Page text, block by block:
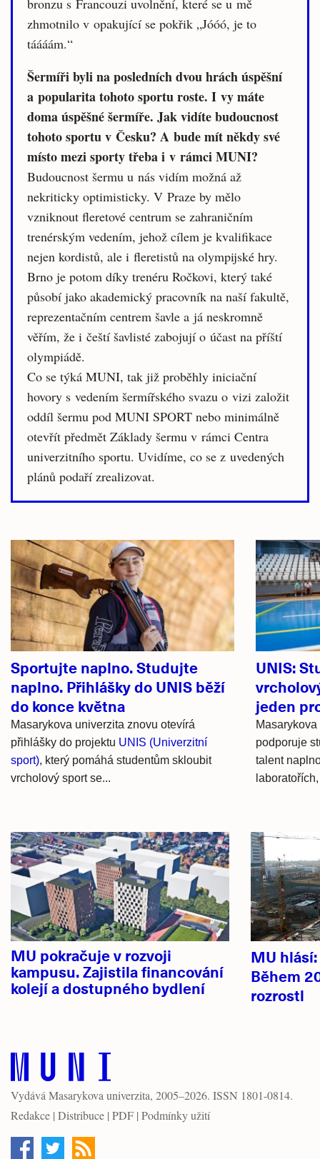
bronzu s Francouzi uvolnění, které se u mě
zhmotnilo v opakující se pokřik „Jóóó, je to
táááám.“
Šermíři byli na posledních dvou hrách úspěšní
a popularita tohoto sportu roste. I vy máte
doma úspěšné šermíře. Jak vidíte budoucnost
tohoto sportu v Česku? A bude mít někdy své
místo mezi sporty třeba i v rámci MUNI?
Budoucnost šermu u nás vidím možná až
nekriticky optimisticky. V Praze by mělo
vzniknout fleretové centrum se zahraničním
trenérským vedením, jehož cílem je kvalifikace
nejen kordistů, ale i fleretistů na olympijské hry.
Brno je potom díky trenéru Ročkovi, který také
působí jako akademický pracovník na naší fakultě,
reprezentačním centrem šavle a já neskromně
věřím, že i čeští šavlisté zabojují o účast na příští
olympiádě.
Co se týká MUNI, tak již proběhly iniciační
hovory s vedením šermířského svazu o vizi založit
oddíl šermu pod MUNI SPORT nebo minimálně
otevřít předmět Základy šermu v rámci Centra
univerzitního sportu. Uvidíme, co se z uvedených
plánů podaří zrealizovat.
Související
články
Sportujte naplno. Studujte
naplno. Přihlášky do UNIS běží
do konce května
Masarykova univerzita znovu otevírá
přihlášky do projektu UNIS (Univerzitní
sport), který pomáhá studentům skloubit
vrcholový sport se...
UNIS:
jeden
podporuje
talent
Hlavní
novinky
MU pokračuje v rozvoji
kampusu. Zajistila financování
kolejí a dostupného bydlení
MU
Během
rozrostl
VydáváMasarykova univerzita, 2005–2026. ISSN 1801-0814.
Redakce | Distribuce | PDF | Podmínky užití